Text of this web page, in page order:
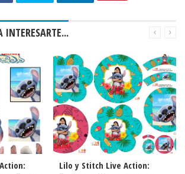
Lilo y Stitch Live Action: